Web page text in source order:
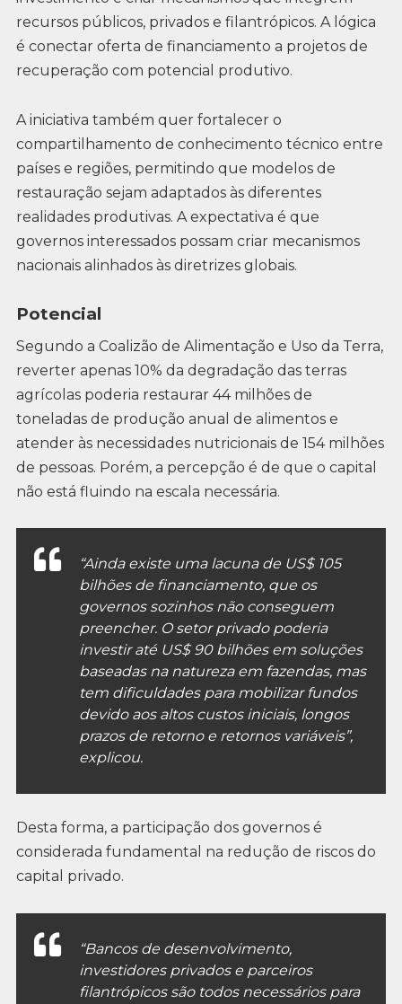
recursos públicos, privados e filantrópicos. A lógica
é conectar oferta de financiamento a projetos de
recuperação com potencial produtivo.
A iniciativa também quer fortalecer o
compartilhamento de conhecimento técnico entre
países e regiões, permitindo que modelos de
restauração sejam adaptados às diferentes
realidades produtivas. A expectativa é que
governos interessados possam criar mecanismos
nacionais alinhados às diretrizes globais.
Potencial
Segundo a Coalizão de Alimentação e Uso da Terra,
reverter apenas 10% da degradação das terras
agrícolas poderia restaurar 44 milhões de
toneladas de produção anual de alimentos e
atender às necessidades nutricionais de 154 milhões
de pessoas. Porém, a percepção é de que o capital
não está fluindo na escala necessária.
“Ainda existe uma lacuna de US$ 105
bilhões de financiamento, que os
governos sozinhos não conseguem
preencher. O setor privado poderia
investir até US$ 90 bilhões em soluções
baseadas na natureza em fazendas, mas
tem dificuldades para mobilizar fundos
devido aos altos custos iniciais, longos
prazos de retorno e retornos variáveis”,
explicou.
Desta forma, a participação dos governos é
considerada fundamental na redução de riscos do
capital privado.
“Bancos de desenvolvimento,
investidores privados e parceiros
filantrópicos são todos necessários para